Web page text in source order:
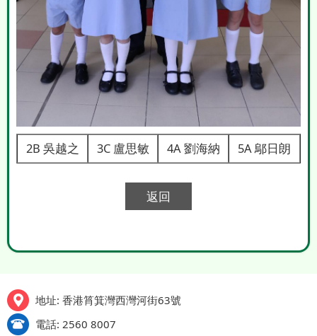
2B 吳越之 3C 盧思敏 4A 劉海納 5A 鄔日朗
返回
地址: 香港筲箕灣西灣河街63號
電話: 2560 8007